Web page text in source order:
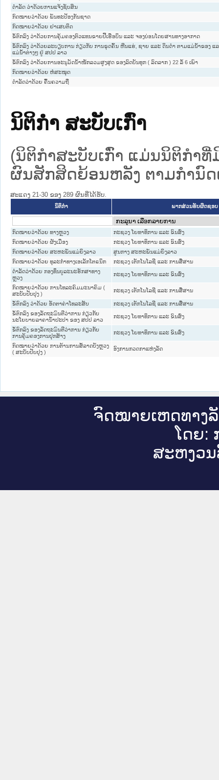
ດຳລັດ ວ່າດ້ວຍການແຈ້ງຊັບສິນ
ກົດໝາຍວ່າດ້ວຍ ພັນທະປ້ອງກັນຊາດ
ກົດໝາຍວ່າດ້ວຍ ຢາເສບຕິດ
ຂໍ້ຕົກລົງ ວ່າດ້ວຍການຄຸ້ມຄອງຕົວແທນຂາຍປີ້ເຮືອບິນ ແລະ ຈອງບ່ອນໂດຍສານທາງອາກາດ
ຂໍ້ຕົກລົງ ວ່າດ້ວຍລະບຽບການ ກ່ຽວກັບ ການຂຸດຄົ້ນ ຫີນແຮ່, ຊາຍ ແລະ ດິນດໍາ ຕາມແມ່ນໍ້າຂອງ ແ
ແມ່ນໍ້າຕ່າງໆ ຢູ່ ສປປ ລາວ
ຂໍ້ຕົກລົງ ວ່າດ້ວຍການອະນຸມັດນ້ຳໜັກລວມສູງສຸດ ຂອງລົດບັນທຸກ ( ລົດລາກ ) 22 ລໍ້ 6 ເພົາ
ກົດໝາຍວ່າດ້ວຍ ຫໍສະໝຸດ
ດຳລັດວ່າດ້ວຍ ຄື້ນຄວາມຖີ່
ນິຕິກໍາ ສະບັບເກົ່າ
(ນິຕິກໍາສະບັບເກົ່າ ແມ່ນນິຕິກໍາ
ຜົນສັກສິດຍ້ອນຫລັງ ຕາມກໍານົດ
ສະແດງ 21-30 ຂອງ 289 ຜົນທີ່ໄດ້ຮັບ.
ນິຕິກໍາ ພາກສ່ວນຮັບຜິດຊອບ
ກົດ​ໝາຍ​ວ່າ​ດ້ວຍ ທາງຫຼວງ
ກະຊວງ ໂຍທາທິການ ແລະ ຂົນສົ່ງ
ກົດ​ໝາຍ​ວ່າ​ດ້ວຍ ຜັງເມືອງ
ກະຊວງ ໂຍທາທິການ ແລະ ຂົນສົ່ງ
ກົດໝາຍວ່າດ້ວຍ ສະຫະພັນແມ່ຍິງລາວ
ສູນກາງ ສະຫະພັນແມ່ຍິງລາວ
ກົດໝາຍວ່າດ້ວຍ ທຸລະກຳທາງເອເລັກໂຕຣນິກ
ກະຊວງ ເຕັກໂນໂລຊີ ແລະ ການສື່ສານ
ດຳລັດວ່າດ້ວຍ ກອງທຶນບູລະນະຮັກສາທາງ
ຫຼວງ
ກະຊວງ ໂຍທາທິການ ແລະ ຂົນສົ່ງ
ກົດໝາຍວ່າດ້ວຍ ການໂທລະຄົມມະນາຄົມ (
ສະບັບປັບປຸງ )
ກະຊວງ ເຕັກໂນໂລຊີ ແລະ ການສື່ສານ
ຂໍ້​ຕົກ​ລົງ ວ່າ​ດ້ວຍ ອັດ​ຕາ​ຄ່າ​ໂທ​ລະ​ສັບ
ກະຊວງ ເຕັກໂນໂລຊີ ແລະ ການສື່ສານ
ຂໍ້ຕົກລົງ ຂອງລັດຖະມົນຕີວ່າການ ກ່ຽວກັບ
ນະໂຍບາຍລາຄານ້ຳປະປາ ຂອງ ສປປ ລາວ
ກະຊວງ ໂຍທາທິການ ແລະ ຂົນສົ່ງ
ຂໍ້ຕົກລົງ ຂອງລັດຖະມົນຕີວ່າການ ກ່ຽວກັບ
ການຄຸ້ມຄອງການປຸກສ້າງ
ກະຊວງ ໂຍທາທິການ ແລະ ຂົນສົ່ງ
ກົດໝາຍວ່າດ້ວຍ ການຕ້ານການສໍ້ລາດບັງຫຼວງ
( ສະບັບປັບປຸງ )
ອົງການກວດກາແຫ່ງລັດ
ຈົດ​ໝາຍ​ເຫດ​ທາງ​
ໂດຍ:
ສະ​ຫງວນ​